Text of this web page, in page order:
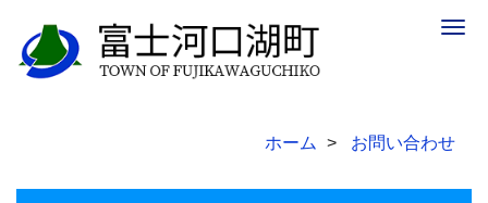
ホーム お問い合わせ